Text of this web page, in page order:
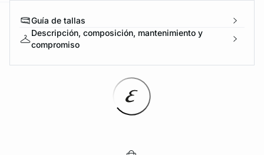
Guía de tallas
Descripción, composición, mantenimiento y
compromiso